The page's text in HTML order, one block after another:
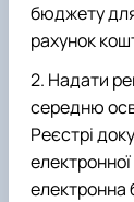
бюджету для
рахунок
Надати
середню
Реєстрі
електронна